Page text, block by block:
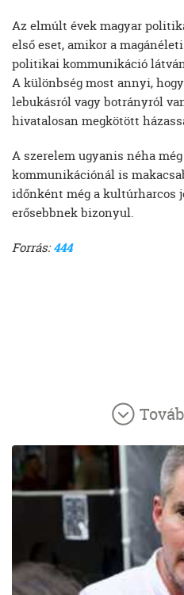
Az elmúlt évek magyar
első eset, amikor a
politikai kommunikáció
A különbség most annyi,
lebukásról vagy botrányról
hivatalosan megkötött
A szerelem ugyanis néha
kommunikációnál is
időnként még a kultúrharcos
erősebbnek bizonyul.
Forrás:444